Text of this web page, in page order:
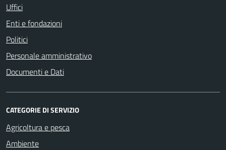
Uffici
Enti e fondazioni
Politici
Personale amministrativo
Documenti e Dati
CATEGORIE DI SERVIZIO
Agricoltura e pesca
Ambiente